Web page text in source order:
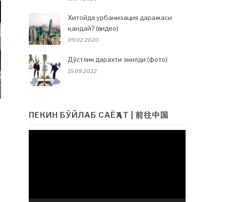
Хитойда урбанизация даражаси
қандай? (видео)
09.02.2020
Дўстлик дарахти экилди (фото)
15.09.2022
ПЕКИН БЎЙЛАБ САЁҲАТ | 前往中国